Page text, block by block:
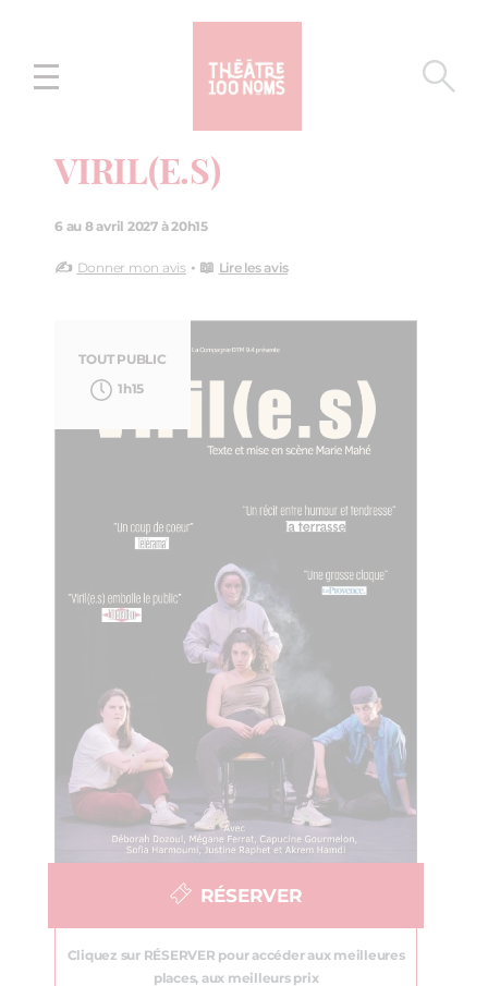
menu
VIRIL(E.S)
6 au 8 avril 2027 à 20h15
✍️ Donner mon avis• 📖 Lire les avis
TOUT PUBLIC
1h15
RÉSERVER
Cliquez sur RÉSERVER pour accéder aux meilleures
places, aux meilleurs prix